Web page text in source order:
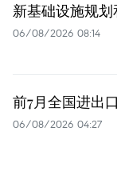
新基础设施规
06/08/2026 08:14
前7月全国进出
06/08/2026 04:27